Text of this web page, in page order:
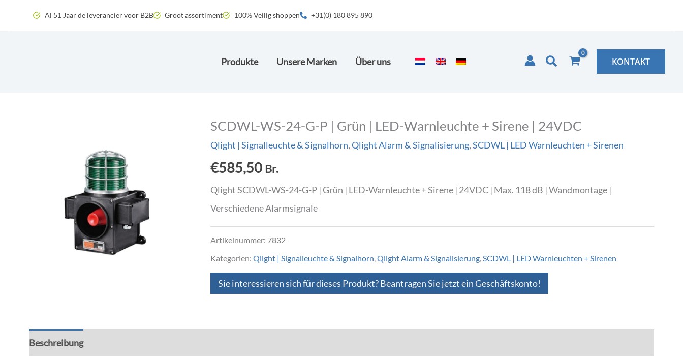
Al 51 Jaar de leverancier voor B2B Groot assortiment 100% Veilig shoppen +31(0) 180 895 890
Produkte Unsere Marken Über uns Suchen KONTAKT
SCDWL-WS-24-G-P | Grün | LED-Warnleuchte + Sirene | 24VDC
Qlight | Signalleuchte & Signalhorn,Qlight Alarm & Signalisierung,SCDWL | LED Warnleuchten + Sirenen
€585,50 Br.
Qlight SCDWL-WS-24-G-P | Grün | LED-Warnleuchte + Sirene | 24VDC | Max. 118 dB | Wandmontage |
Verschiedene Alarmsignale
Artikelnummer: 7832
Kategorien: Qlight | Signalleuchte & Signalhorn,Qlight Alarm & Signalisierung,SCDWL | LED Warnleuchten + Sirenen
Sie interessieren sich für dieses Produkt? Beantragen Sie jetzt ein Geschäftskonto!
Beschreibung